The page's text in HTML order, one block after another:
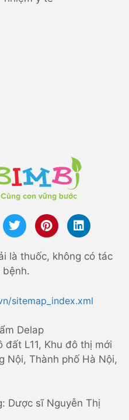
là thuốc, không có tác
bệnh.
sitemap_index.xml
Delap
L11, Khu đô thị mới
Nội, Thành phố Hà Nội,
Dược sĩ Nguyễn Thị